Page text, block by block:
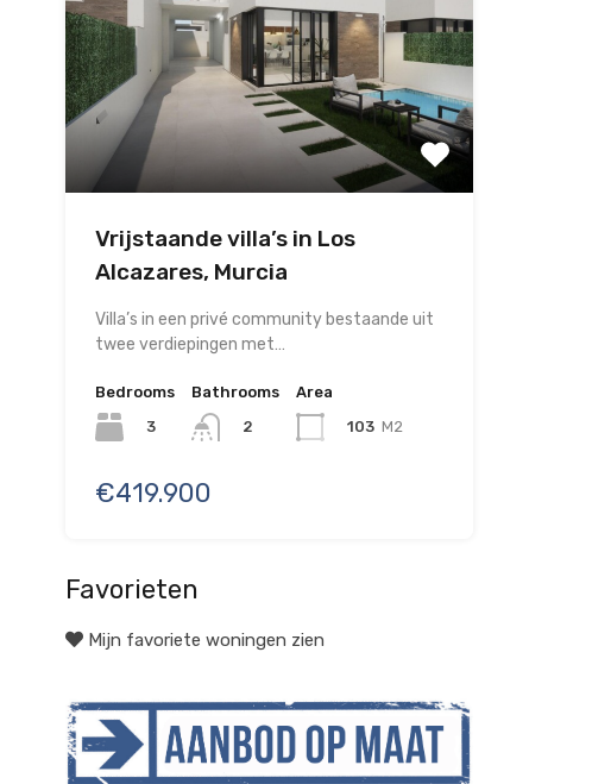
Vrijstaande villa’s in Los
Alcazares, Murcia
Villa’s in een privé community bestaande uit
twee verdiepingen met…
Bedrooms
3
Bathrooms
2
Area
103 M2
€419.900
Favorieten
Mijn favoriete woningen zien